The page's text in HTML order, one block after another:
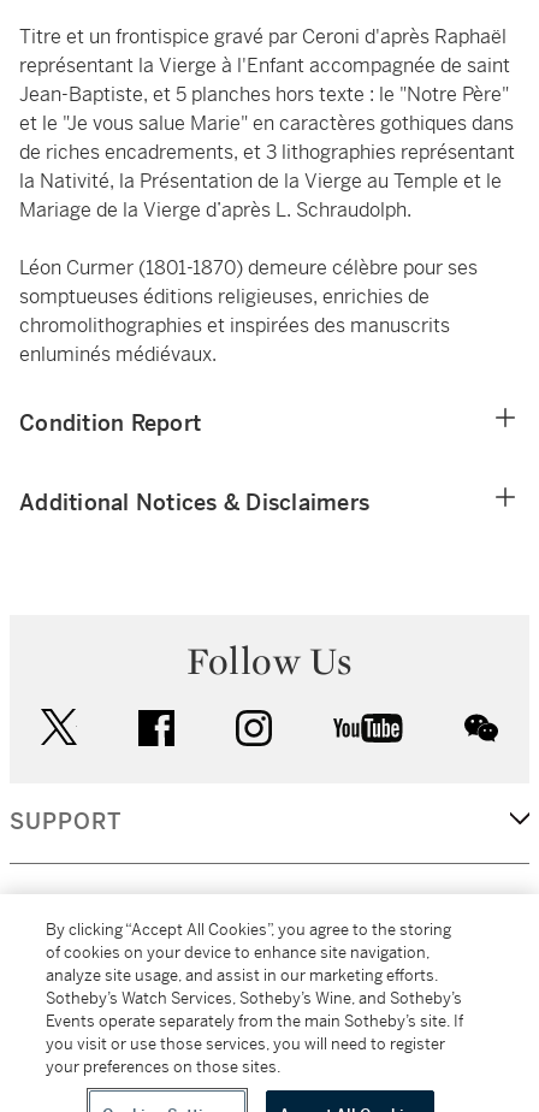
Titre et un frontispice gravé par Ceroni d'après Raphaël
représentant la Vierge à l'Enfant accompagnée de saint
Jean-Baptiste, et 5 planches hors texte : le "Notre Père"
et le "Je vous salue Marie" en caractères gothiques dans
de riches encadrements, et 3 lithographies représentant
la Nativité, la Présentation de la Vierge au Temple et le
Mariage de la Vierge d’après L. Schraudolph.
Léon Curmer (1801-1870) demeure célèbre pour ses
somptueuses éditions religieuses, enrichies de
chromolithographies et inspirées des manuscrits
enluminés médiévaux.
Condition Report
Additional Notices & Disclaimers
Follow Us
facebook instagram youtube
SUPPORT
MORE...
All alcoholic beverage sales in New York are made solely by
By clicking “Accept All Cookies”, you agree to the storing
of cookies on your device to enhance site navigation,
analyze site usage, and assist in our marketing efforts.
Sotheby’s Watch Services, Sotheby’s Wine, and Sotheby’s
Events operate separately from the main Sotheby’s site. If
you visit or use those services, you will need to register
your preferences on those sites.